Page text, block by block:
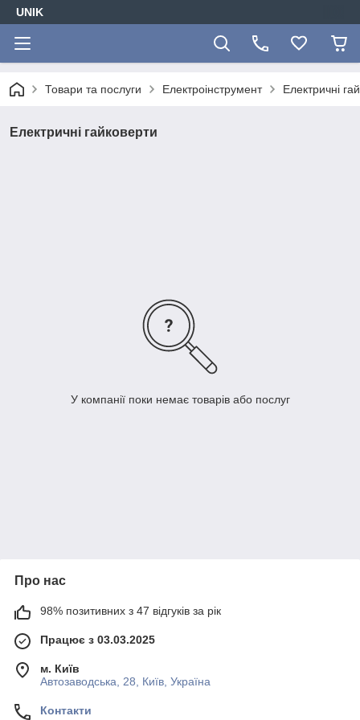
UNIK
Товари та послуги Електроінструмент Електричні
Електричні гайковерти
У компанії поки немає товарів або послуг
Про нас
98% позитивних з 47 відгуків за рік
Працює з 03.03.2025
м. Київ
Автозаводська, 28, Київ, Україна
Контакти